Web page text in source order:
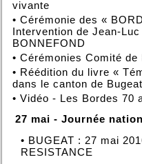
vivante
• Cérémonie des «
Intervention de Jean-
BONNEFOND
• Cérémonies Comité de
• Réédition du livre «
dans le canton de
• Vidéo - Les Bordes 70
27 mai - Journée
• BUGEAT : 27 mai
RESISTANCE